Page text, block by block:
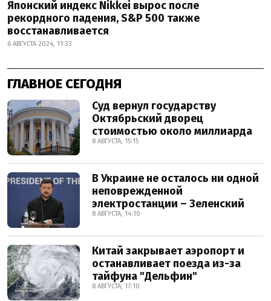
Японский индекс Nikkei вырос после
рекордного падения, S&P 500 также
восстанавливается
6 АВГУСТА 2024, 11:33
ГЛАВНОЕ СЕГОДНЯ
Суд вернул государству
Октябрьский дворец
стоимостью около миллиарда
8 АВГУСТА, 15:15
В Украине не осталось ни одной
неповрежденной
электростанции – Зеленский
8 АВГУСТА, 14:10
Китай закрывает аэропорт и
останавливает поезда из-за
тайфуна "Дельфин"
8 АВГУСТА, 17:10